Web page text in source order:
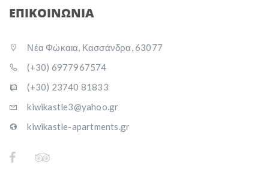
ΕΠΙΚΟΙΝΩΝΙΑ
Νέα Φώκαια, Κασσάνδρα, 63077
(+30) 6977967574
(+30) 23740 81833
kiwikastle3@yahoo.gr
kiwikastle-apartments.gr